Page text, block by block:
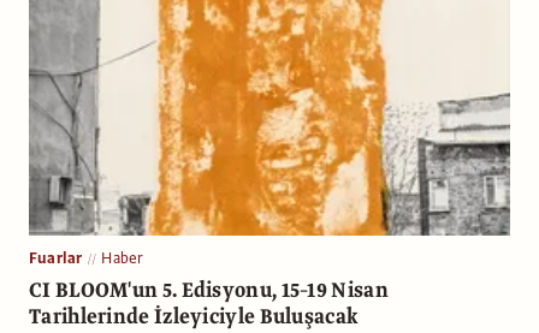
Fuarlar Haber
CI BLOOM'un 5. Edisyonu, 15–19 Nisan
Tarihlerinde İzleyiciyle Buluşacak